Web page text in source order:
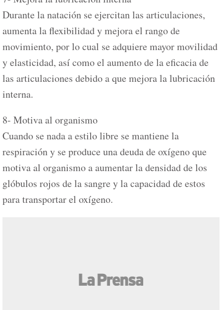
Durante la natación se ejercitan las articulaciones,
aumenta la flexibilidad y mejora el rango de
movimiento, por lo cual se adquiere mayor movilidad
y elasticidad, así como el aumento de la eficacia de
las articulaciones debido a que mejora la lubricación
interna.
8- Motiva al organismo
Cuando se nada a estilo libre se mantiene la
respiración y se produce una deuda de oxígeno que
motiva al organismo a aumentar la densidad de los
glóbulos rojos de la sangre y la capacidad de estos
para transportar el oxígeno.